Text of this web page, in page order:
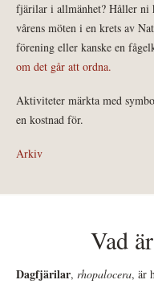
fjärilar i allmänhet? Håller ni
vårens möten i en krets av
förening eller kanske en
om det går att ordna.
Aktiviteter märkta med
en kostnad för.
Arkiv
Vad
Dagfjärilar, rhopalocera, är